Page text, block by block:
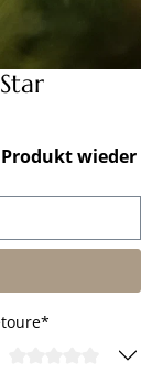
wieder